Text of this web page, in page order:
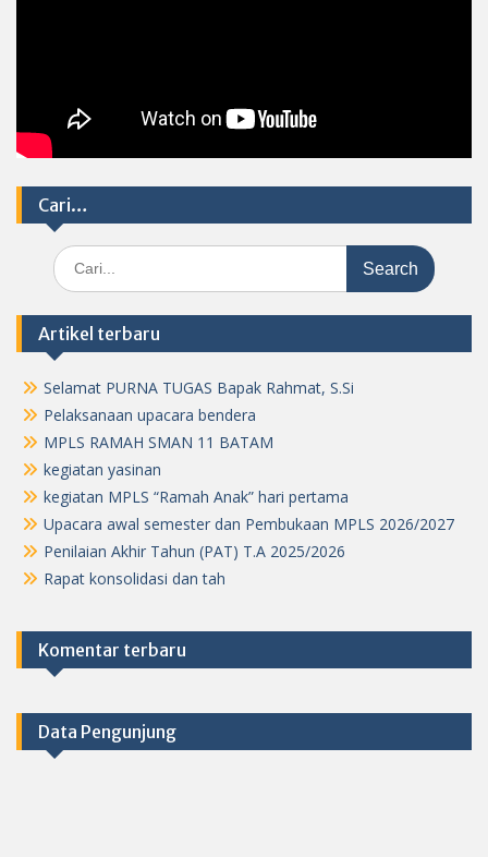
Cari…
Search
for:
Artikel terbaru
Selamat PURNA TUGAS Bapak Rahmat, S.Si
Pelaksanaan upacara bendera
MPLS RAMAH SMAN 11 BATAM
kegiatan yasinan
kegiatan MPLS “Ramah Anak” hari pertama
Upacara awal semester dan Pembukaan MPLS 2026/2027
Penilaian Akhir Tahun (PAT) T.A 2025/2026
Rapat konsolidasi dan tah
Komentar terbaru
Data Pengunjung